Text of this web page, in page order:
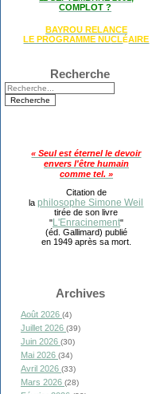
COMPLOT ?
BAYROU RELANCE
LE PROGRAMME NUCLÉAIRE
Recherche
« Seul est éternel le devoir
envers l'être humain
comme tel. »
Citation de
laphilosophe Simone Weil
tirée de son livre
"L'Enracinement"
(éd. Gallimard) publié
en 1949 après sa mort.
Archives
Août 2026 (4)
Juillet 2026 (39)
Juin 2026 (30)
Mai 2026 (34)
Avril 2026 (33)
Mars 2026 (28)